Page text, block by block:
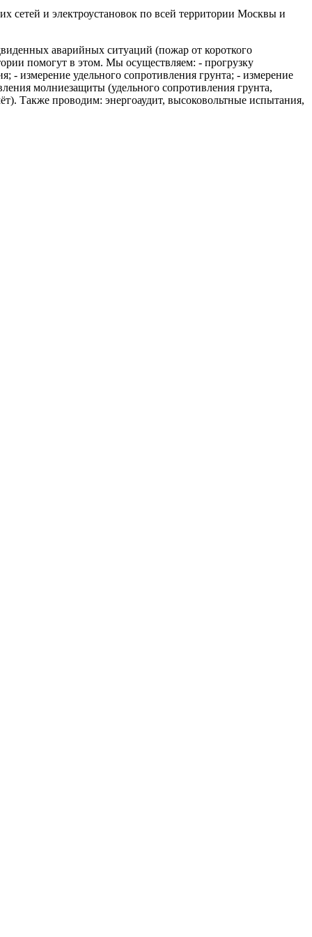
сетей и электроустановок по всей территории Москвы и
аварийных ситуаций (пожар от короткого
помогут в этом. Мы осуществляем: - прогрузку
- измерение удельного сопротивления грунта; - измерение
молниезащиты (удельного сопротивления грунта,
Также проводим: энергоаудит, высоковольтные испытания,